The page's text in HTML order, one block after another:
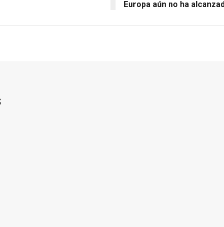
Europa aún no ha